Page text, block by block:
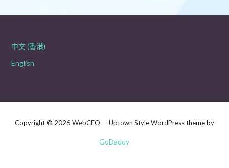
中文 (香港)
English
Copyright © 2026 WebCEO — Uptown Style WordPress theme by
GoDaddy